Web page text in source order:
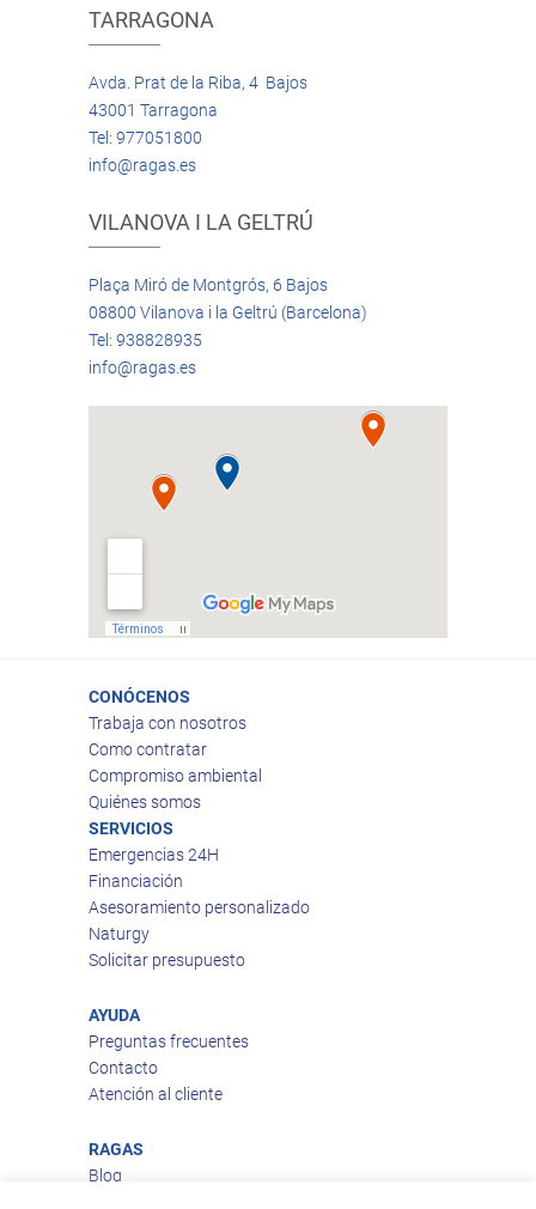
TARRAGONA
Avda. Prat de la Riba, 4 Bajos
43001 Tarragona
Tel: 977051800
info@ragas.es
VILANOVA I LA GELTRÚ
Plaça Miró de Montgrós, 6 Bajos
08800 Vilanova i la Geltrú (Barcelona)
Tel: 938828935
info@ragas.es
CONÓCENOS
Trabaja con nosotros
Como contratar
Compromiso ambiental
Quiénes somos
SERVICIOS
Emergencias 24H
Financiación
Asesoramiento personalizado
Naturgy
Solicitar presupuesto
AYUDA
Preguntas frecuentes
Contacto
Atención al cliente
RAGAS
Blog